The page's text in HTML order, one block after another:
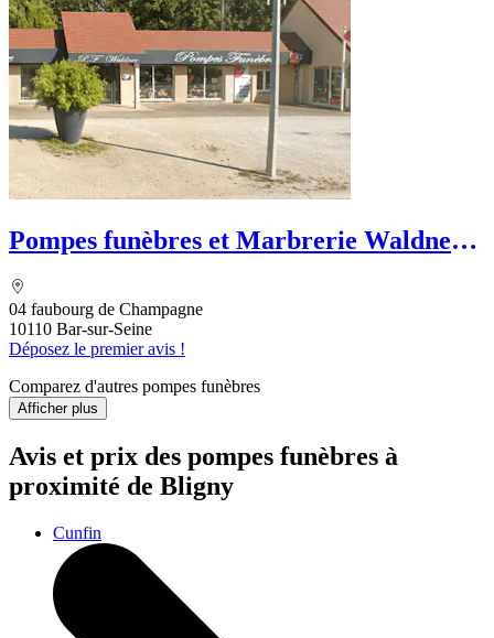
Pompes funèbres et Marbrerie Waldner -
04 faubourg de Champagne
10110 Bar-sur-Seine
Déposez le premier avis !
Comparez d'autres pompes funèbres
Afficher plus
Avis et prix des pompes funèbres à
proximité de Bligny
Cunfin